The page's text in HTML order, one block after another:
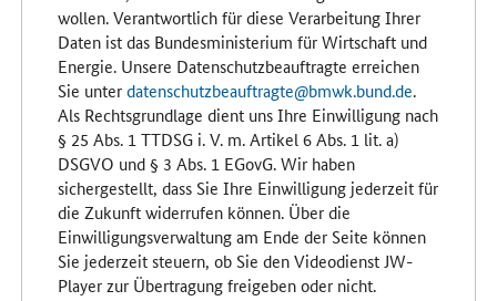
wollen. Verantwortlich für diese Verarbeitung Ihrer
Daten ist das Bundesministerium für Wirtschaft und
Energie. Unsere Datenschutzbeauftragte erreichen
Sie unterdatenschutzbeauftragte@bmwk.bund.de.
Als Rechtsgrundlage dient uns Ihre Einwilligung nach
§ 25 Abs. 1 TTDSG i. V. m. Artikel 6 Abs. 1 lit. a)
DSGVO und § 3 Abs. 1 EGovG. Wir haben
sichergestellt, dass Sie Ihre Einwilligung jederzeit für
die Zukunft widerrufen können. Über die
Einwilligungsverwaltung am Ende der Seite können
Sie jederzeit steuern, ob Sie den Videodienst JW-
Player zur Übertragung freigeben oder nicht.